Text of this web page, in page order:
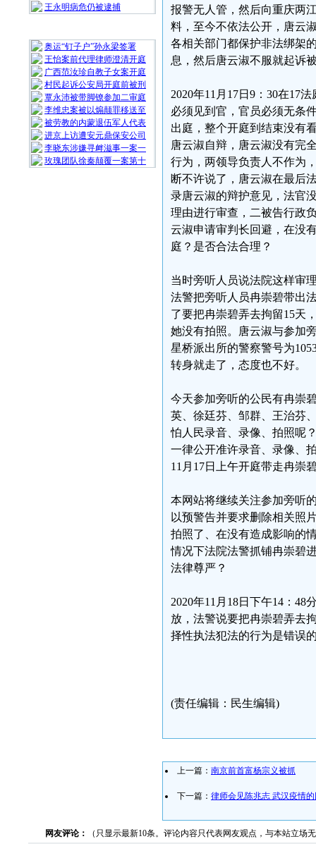
王永明病危仍被逮捕
奥运“钉子户”孙永梁签署
王怡案前代理律师澄清开庭
广西范汝珍自教子女案开庭
村民起诉公安局开庭前被刑
覃永沛被带脚镣参加二审庭
李维忠案被以煽颠罪移送至
被劳教的内蒙退伍军人代表
进京上访遭安元鼎保安公司
李晓东涉嫌寻衅滋事一案一
玫瑰团队徐秦颠覆一案第十
报警无人管，然后向重庆两
料，至今不依法公开，唐云
各相关部门都保护非法绑架
息，然后唐云淑不服就起诉
2020年11月17日9：30在17
必须见到官，官员必须无条
出庭，整个开庭到结束没有
唐云淑自辩，唐云淑没有完
行为，两领导负责人不作为
断不许说了，唐云淑在最后
录唐云淑的辩护意见，法官
理由进行审查，二被告行政
云淑申请审判长回避，在没
庭？是否合法合理？
当时旁听人员说法院这样审
法警把旁听人员冉崇碧带出
了要把冉崇碧弄去拘留15天
她没有拍照。唐云淑与参加
星桥派出所的警察警号为
转身就走了，态度也不好。
今天参加旁听的公民有冉崇
英、徐廷芬、邹群、王治芬
怕人民录音、录像、拍照呢
一律公开准许录音、录像、
11月17日上午开庭带走冉崇
本网站将继续关注参加旁听
以预警告并要求删除相关照
拍照了、在没有造成影响的
情况下法院法警抓铺冉崇碧
法律尊严？
2020年11月18日下午14：
放，法警说要把冉崇碧弄去
择性执法犯法的行为是错误
(责任编辑：民生编辑)
上一篇： 南京前首富杨宗义被抓
下一篇： 律师会见陈兆志 武汉疫情
网友评论： （只显示最新10条。评论内容只代表网友观点，与本站立场